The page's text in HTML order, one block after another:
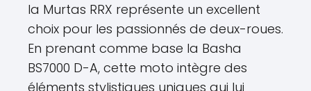
la Murtas RRX représente un excellent
choix pour les passionnés de deux-roues.
En prenant comme base la Basha
BS7000 D-A, cette moto intègre des
éléments stylistiques uniques qui lui